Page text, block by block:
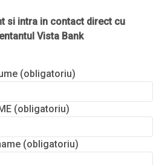
si intra in contact direct cu
Vista Bank
(obligatoriu)
(obligatoriu)
(obligatoriu)